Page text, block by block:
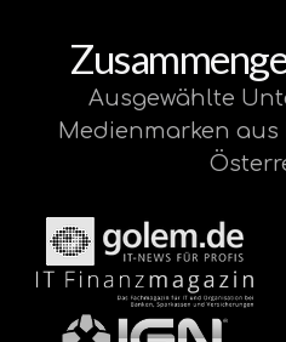
Ausgewählte
Medienmarken